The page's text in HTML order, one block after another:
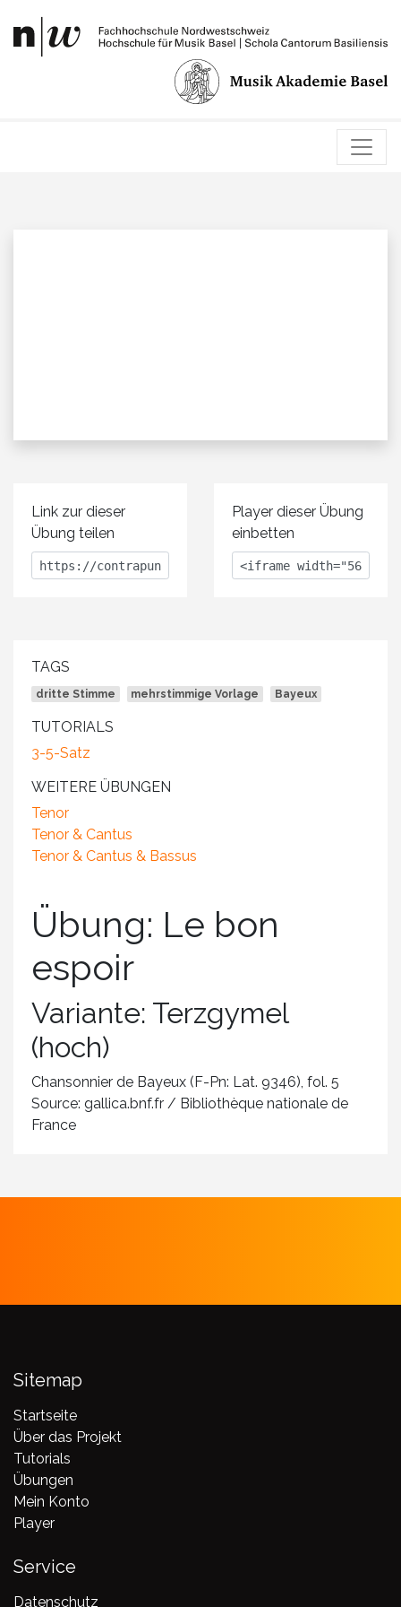
Link zur dieser
Übung teilen
Player dieser Übung
einbetten
Übung: Le bon
espoir
Variante: Terzgymel
(hoch)
Chansonnier de Bayeux (F-Pn: Lat. 9346), fol. 5
Source: gallica.bnf.fr / Bibliothèque nationale de
France
TAGS
dritte Stimme mehrstimmige Vorlage Bayeux
TUTORIALS
3-5-Satz
WEITERE ÜBUNGEN
Tenor
Tenor & Cantus
Tenor & Cantus & Bassus
Sitemap
Startseite
Über das Projekt
Tutorials
Übungen
Mein Konto
Player
Service
Datenschutz